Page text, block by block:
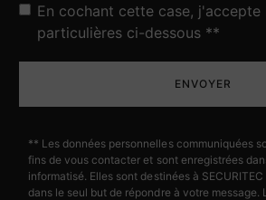
En cochant cette case,
particulières ci-dessous **
ENVOYER
** Les données personnelles communiquées
fins de vous contacter et sont enregistrées
informatisé. Elles sont destinées à
dans le seul but de répondre à votre message.